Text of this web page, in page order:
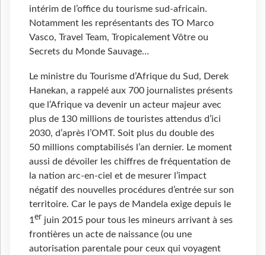
intérim de l’office du tourisme sud-africain.
Notamment les représentants des TO Marco
Vasco, Travel Team, Tropicalement Vôtre ou
Secrets du Monde Sauvage…
Le ministre du Tourisme d’Afrique du Sud, Derek
Hanekan, a rappelé aux 700 journalistes présents
que l’Afrique va devenir un acteur majeur avec
plus de 130 millions de touristes attendus d’ici
2030, d’après l’OMT. Soit plus du double des
50 millions comptabilisés l’an dernier. Le moment
aussi de dévoiler les chiffres de fréquentation de
la nation arc-en-ciel et de mesurer l’impact
négatif des nouvelles procédures d’entrée sur son
territoire. Car le pays de Mandela exige depuis le
1 er juin 2015 pour tous les mineurs arrivant à ses
frontières un acte de naissance (ou une
autorisation parentale pour ceux qui voyagent